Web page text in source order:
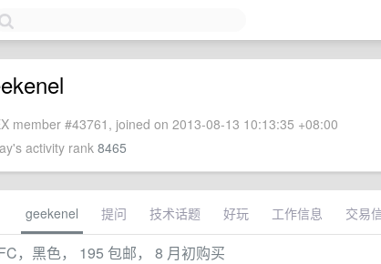
member #43761, joined on 2013-08-13 10:13:35 +08:00
activity rank 8465
geekenel 提问 技术话题 好玩 工作信息 交易
，黑色， 195 包邮， 8 月初购买